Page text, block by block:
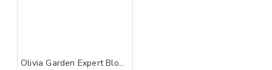
Olivia Garden Expert Blowout Shine White&Grey 65